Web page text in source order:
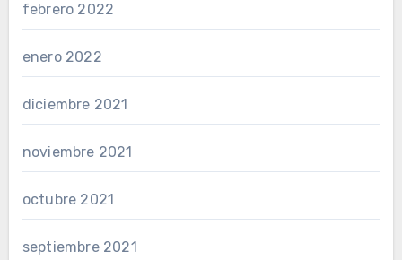
febrero 2022
enero 2022
diciembre 2021
noviembre 2021
octubre 2021
septiembre 2021